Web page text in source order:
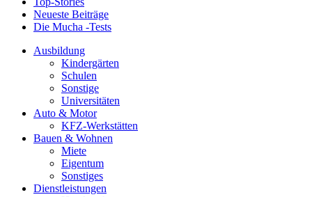
Neueste Beiträge
Die Mucha -Tests
Ausbildung
Kindergärten
Schulen
Sonstige
Universitäten
Auto & Motor
KFZ-Werkstätten
Bauen & Wohnen
Miete
Eigentum
Sonstiges
Dienstleistungen